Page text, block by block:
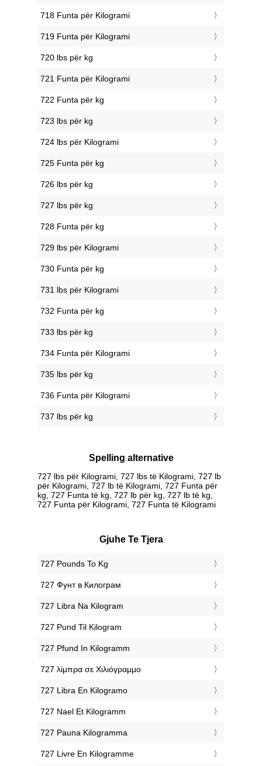
718 Funta për Kilogrami
719 Funta për Kilogrami
720 lbs për kg
721 Funta për Kilogrami
722 Funta për kg
723 lbs për kg
724 lbs për Kilogrami
725 Funta për kg
726 lbs për kg
727 lbs për kg
728 Funta për kg
729 lbs për Kilogrami
730 Funta për kg
731 lbs për Kilogrami
732 Funta për kg
733 lbs për kg
734 Funta për Kilogrami
735 lbs për kg
736 Funta për Kilogrami
737 lbs për kg
Spelling alternative
727 lbs për Kilogrami, 727 lbs të Kilogrami, 727 lb
për Kilogrami, 727 lb të Kilogrami, 727 Funta për
kg, 727 Funta të kg, 727 lb për kg, 727 lb të kg,
727 Funta për Kilogrami, 727 Funta të Kilogrami
Gjuhe Te Tjera
‎727 Pounds To Kg
‎727 Фунт в Килограм
‎727 Libra Na Kilogram
‎727 Pund Til Kilogram
‎727 Pfund In Kilogramm
‎727 λίμπρα σε Χιλιόγραμμο
‎727 Libra En Kilogramo
‎727 Nael Et Kilogramm
‎727 Pauna Kilogramma
‎727 Livre En Kilogramme